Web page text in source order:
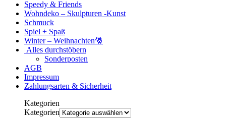
Speedy & Friends
Wohndeko – Skulpturen -Kunst
Schmuck
Spiel + Spaß
Winter – Weihnachten🎅
Alles durchstöbern
Sonderposten
AGB
Impressum
Zahlungsarten & Sicherheit
Kategorien
Kategorien